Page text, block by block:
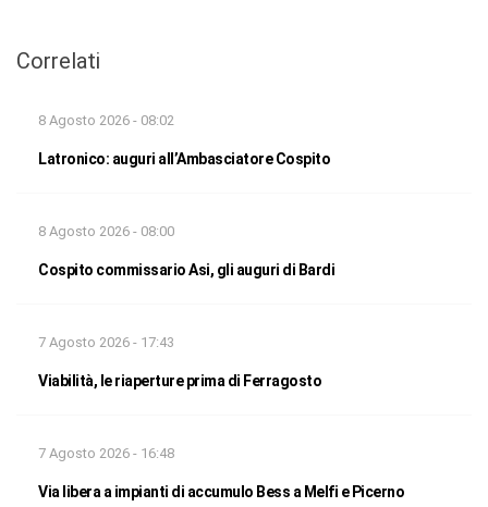
Correlati
8 Agosto 2026 - 08:02
Latronico: auguri all’Ambasciatore Cospito
8 Agosto 2026 - 08:00
Cospito commissario Asi, gli auguri di Bardi
7 Agosto 2026 - 17:43
Viabilità, le riaperture prima di Ferragosto
7 Agosto 2026 - 16:48
Via libera a impianti di accumulo Bess a Melfi e Picerno